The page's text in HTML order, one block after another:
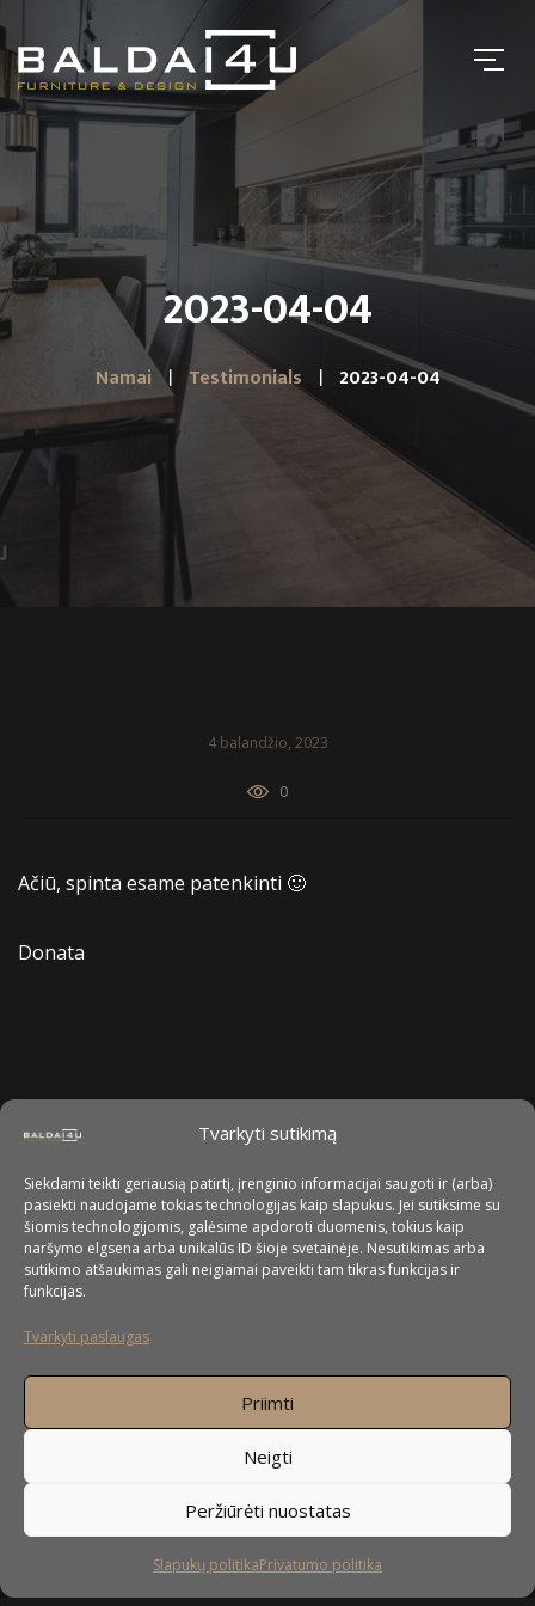
Tvarkyti sutikimą
Siekdami teikti geriausią patirtį, įrenginio informacijai saugoti ir (arba)
pasiekti naudojame tokias technologijas kaip slapukus. Jei sutiksime su
šiomis technologijomis, galėsime apdoroti duomenis, tokius kaip
naršymo elgsena arba unikalūs ID šioje svetainėje. Nesutikimas arba
sutikimo atšaukimas gali neigiamai paveikti tam tikras funkcijas ir
funkcijas.
Tvarkyti paslaugas
Priimti
Neigti
Peržiūrėti nuostatas
Slapukų politikaPrivatumo politika
2023-04-04
Namai Testimonials 2023-04-04
4 balandžio, 2023
0
Ačiū, spinta esame patenkinti 🙂
Donata